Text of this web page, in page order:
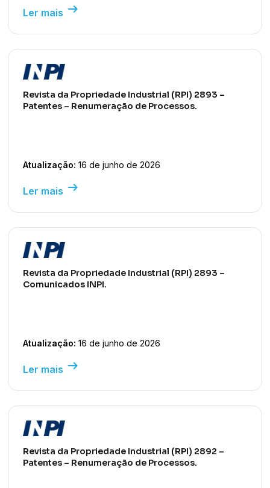
Ler mais arrow_right_alt
Revista da Propriedade Industrial (RPI) 2893 –
Patentes – Renumeração de Processos.
Atualização: 16 de junho de 2026
Ler mais arrow_right_alt
Revista da Propriedade Industrial (RPI) 2893 –
Comunicados INPI.
Atualização: 16 de junho de 2026
Ler mais arrow_right_alt
Revista da Propriedade Industrial (RPI) 2892 –
Patentes – Renumeração de Processos.